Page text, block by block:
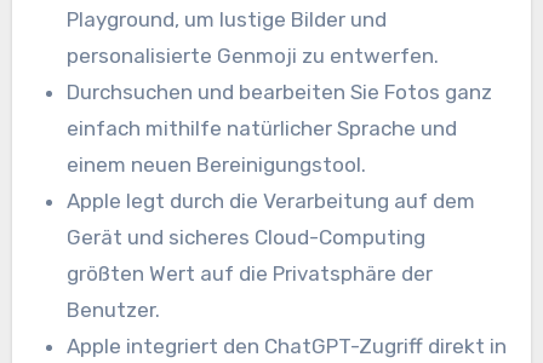
Playground, um lustige Bilder und
personalisierte Genmoji zu entwerfen.
Durchsuchen und bearbeiten Sie Fotos ganz
einfach mithilfe natürlicher Sprache und
einem neuen Bereinigungstool.
Apple legt durch die Verarbeitung auf dem
Gerät und sicheres Cloud-Computing
größten Wert auf die Privatsphäre der
Benutzer.
Apple integriert den ChatGPT-Zugriff direkt in